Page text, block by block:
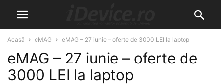
Acasă eMAG eMAG – 27 iunie – oferte de 3000 LEI la laptop
eMAG – 27 iunie – oferte de
3000 LEI la laptop